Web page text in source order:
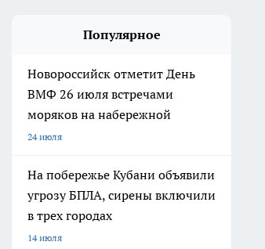
Популярное
Новороссийск отметит День
ВМФ 26 июля встречами
моряков на набережной
24 июля
На побережье Кубани объявили
угрозу БПЛА, сирены включили
в трех городах
14 июля